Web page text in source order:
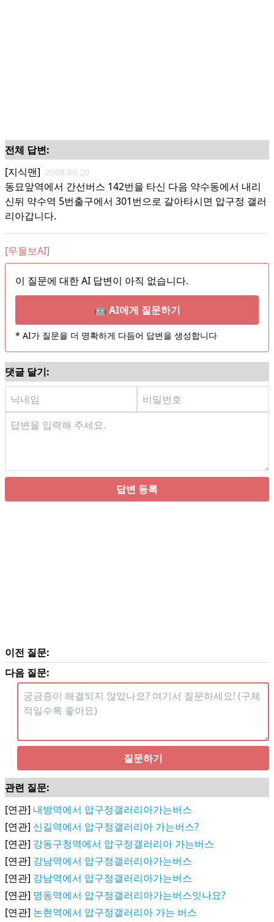
전체 답변:
[지식맨] 2008.06.20
동묘앞역에서 간선버스 142번을 타신 다음 약수동에서 내리
신뒤 약수역 5번출구에서 301번으로 갈아타시면 압구정 갤러
리아갑니다.
[무물보AI]
이 질문에 대한 AI 답변이 아직 없습니다.
🤖 AI에게 질문하기
* AI가 질문을 더 명확하게 다듬어 답변을 생성합니다
댓글 달기:
답변 등록
이전 질문:
다음 질문:
질문하기
관련 질문:
[연관] 내방역에서 압구정갤러리아가는버스
[연관] 신길역에서 압구정갤러리아 가는버스?
[연관] 강동구청역에서 압구정갤러리아 가는버스
[연관] 강남역에서 압구정갤러리아가는버스
[연관] 강남역에서 압구정갤러리아가는버스
[연관] 명동역에서 압구정갤러리아가는버스잇나요?
[연관] 논현역에서 압구정갤러리아 가는 버스